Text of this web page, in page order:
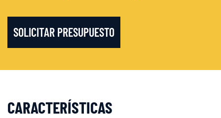
SOLICITAR PRESUPUESTO
CARACTERÍSTICAS